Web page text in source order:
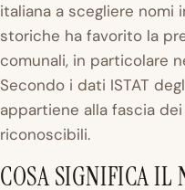
italiana a scegliere nomi
storiche ha favorito la
comunali, in particolare
Secondo i dati ISTAT
appartiene alla fascia
riconoscibili.
COSA SIGNIFICA IL